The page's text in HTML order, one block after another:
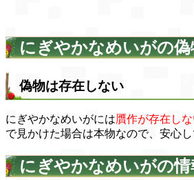
にぎやかなめいがの
偽物は存在しない
にぎやかなめいがには贋作が存在し
で見かけた場合は本物なので、安心し
にぎやかなめいがの情